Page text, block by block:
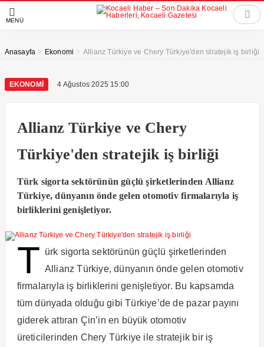
MENÜ
Anasayfa > Ekonomi > Allianz Türkiye ve Chery Türkiye'den stratejik iş birliği
EKONOMI 4 Ağustos 2025 15:00
Allianz Türkiye ve Chery
Türkiye'den stratejik iş birliği
Türk sigorta sektörünün güçlü şirketlerinden Allianz
Türkiye, dünyanın önde gelen otomotiv firmalarıyla iş
birliklerini genişletiyor.
T ürk sigorta sektörünün güçlü şirketlerinden
Allianz Türkiye, dünyanın önde gelen otomotiv
firmalarıyla iş birliklerini genişletiyor. Bu kapsamda
tüm dünyada olduğu gibi Türkiye’de de pazar payını
giderek attıran Çin’in en büyük otomotiv
üreticilerinden Chery Türkiye ile stratejik bir iş